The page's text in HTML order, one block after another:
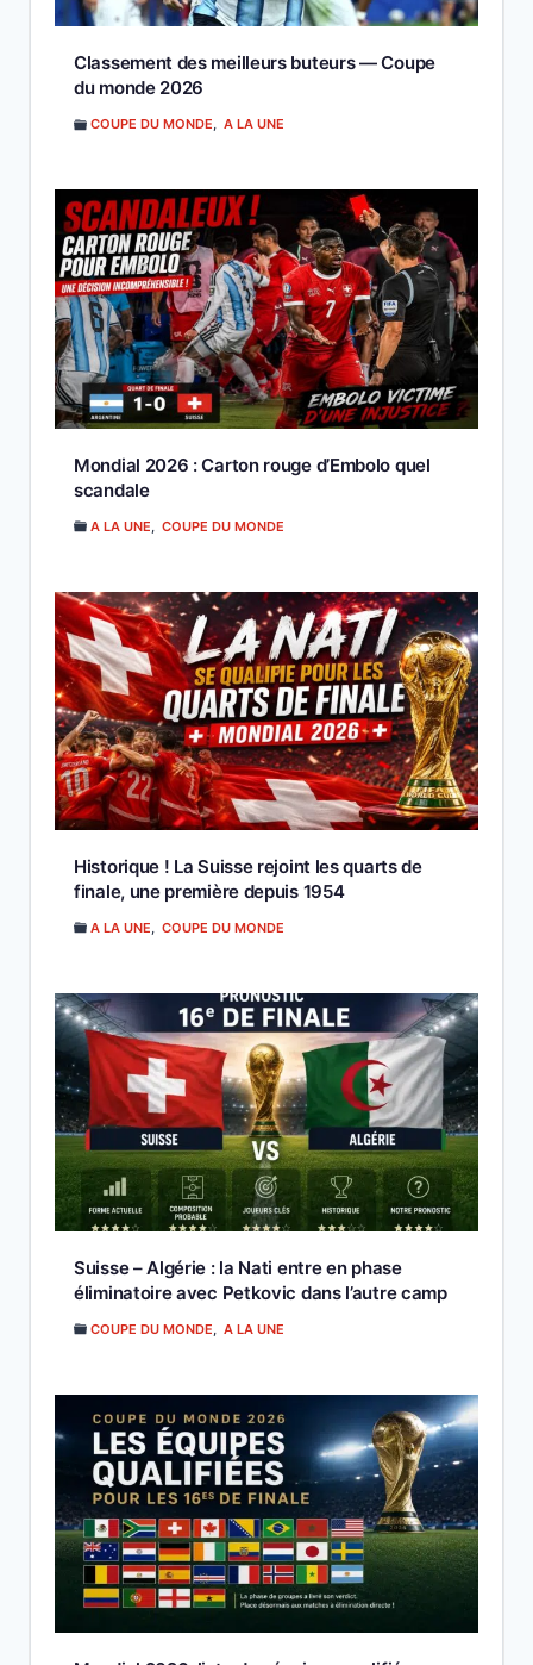
Classement des meilleurs buteurs — Coupe
du monde 2026
COUPE DU MONDE, A LA UNE
Mondial 2026 : Carton rouge d’Embolo quel
scandale
A LA UNE COUPE DU MONDE
Historique ! La Suisse rejoint les quarts de
finale, une première depuis 1954
A LA UNE, COUPE DU MONDE
Suisse – Algérie : la Nati entre en phase
éliminatoire avec Petkovic dans l’autre camp
COUPE DU MONDE, A LA UNE